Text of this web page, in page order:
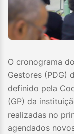
O cronograma
Gestores (PDG)
definido pela
(GP) da
realizadas no
agendados